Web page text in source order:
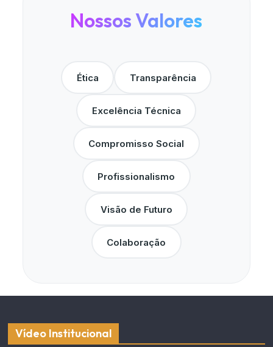
Nossos Valores
Ética Transparência
Excelência Técnica
Compromisso Social
Profissionalismo
Visão de Futuro
Colaboração
Vídeo Institucional